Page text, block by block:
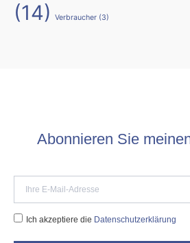
(14)
Verbraucher (3)
Abonnieren Sie
Ich akzeptiere die Datenschutzerklärung